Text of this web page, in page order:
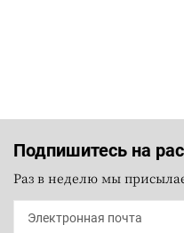
Подпишитесь на
Раз в неделю мы